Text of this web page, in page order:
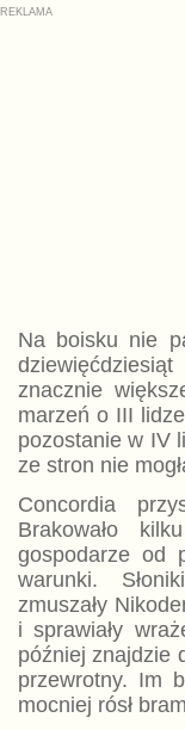
Na boisku nie
znacznie
marzeń o III
pozostanie w IV
ze stron nie
Concordia
Brakowało
gospodarze od
warunki.
zmuszały
i sprawiały
później znajdzie
przewrotny. Im
mocniej rósł